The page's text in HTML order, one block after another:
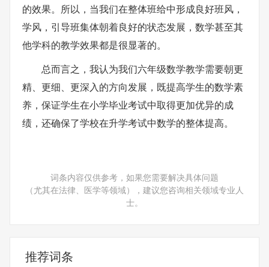
的效果。所以，当我们在整体班给中形成良好班风，
学风，引导班集体朝着良好的状态发展，数学甚至其
他学科的教学效果都是很显著的。
总而言之，我认为我们六年级数学教学需要朝更
精、更细、更深入的方向发展，既提高学生的数学素
养，保证学生在小学毕业考试中取得更加优异的成
绩，还确保了学校在升学考试中数学的整体提高。
词条内容仅供参考，如果您需要解决具体问题
（尤其在法律、医学等领域），建议您咨询相关领域专业人
士。
推荐词条